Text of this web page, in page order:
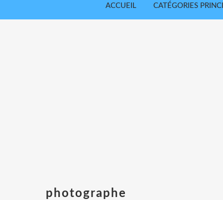
ACCUEIL CATÉGORIES
photographe